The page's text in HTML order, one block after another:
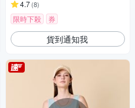
4.7(8)
限時下殺 券
貨到通知我